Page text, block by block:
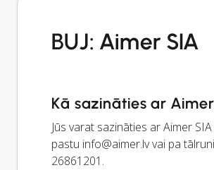
BUJ: Aimer SIA
Kā sazināties ar
Jūs varat sazināties ar Aimer
pastu info@aimer.lvvai pa
26861201.